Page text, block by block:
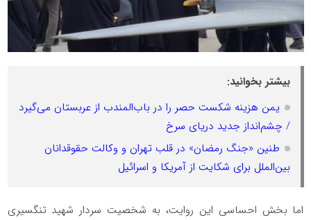
بیشتر بخوانید:
یمن هزینه شکست حصر را در باب‌المندب از عربستان می‌گیرد
/ چشم‌انداز جدید دریای سرخ
طنین «جنگ رمضان» در قلب تهران و وکالت حقوقدانان
بین‌الملل برای شکایت از آمریکا و اسرائیل
اما بخش احساسی این روایت، به شخصیت سردار شهید تنگسیری